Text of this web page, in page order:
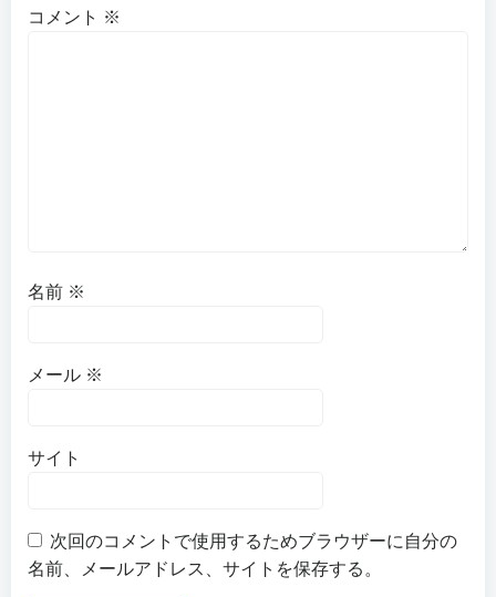
コメント ※
名前 ※
メール ※
サイト
次回のコメントで使用するためブラウザーに自分の
名前、メールアドレス、サイトを保存する。